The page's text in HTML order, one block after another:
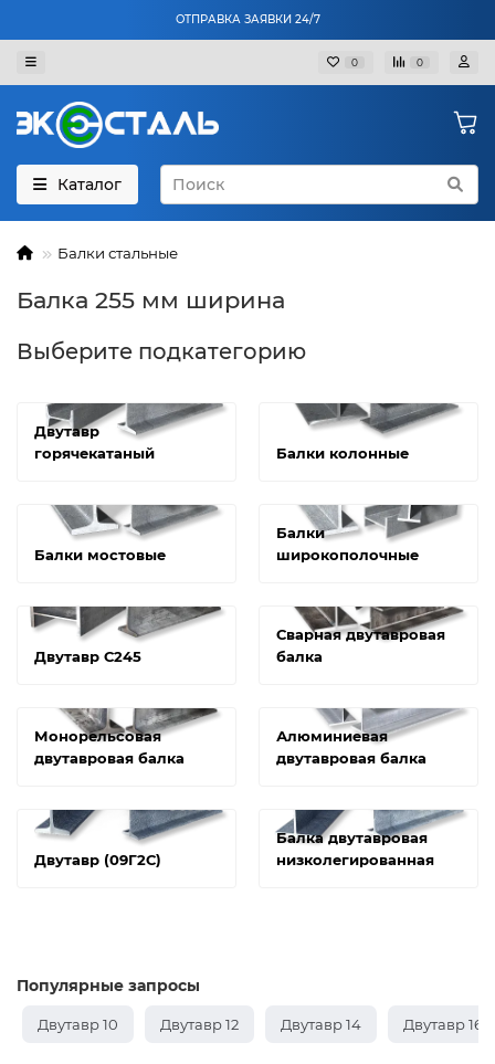
ОТПРАВКА ЗАЯВКИ 24/7
0 0
Каталог
Балки стальные
Балка 255 мм ширина
Выберите подкатегорию
Двутавр
горячекатаный
Балки колонные
Балки мостовые
Балки
широкополочные
Двутавр С245
Сварная двутавровая
балка
Монорельсовая
двутавровая балка
Алюминиевая
двутавровая балка
Двутавр (09Г2С)
Балка двутавровая
низколегированная
Популярные запросы
Двутавр 10 Двутавр 12 Двутавр 14 Двутавр 16